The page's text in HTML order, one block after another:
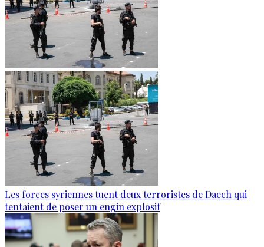
Les forces syriennes tuent deux terroristes de Daech qui
tentaient de poser un engin explosif